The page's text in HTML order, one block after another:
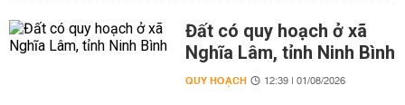
Đất có quy hoạch ở xã
Nghĩa Lâm, tỉnh Ninh Bình
QUY HOẠCH 12:39 | 01/08/2026